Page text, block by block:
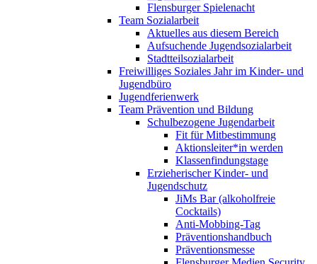
Flensburger Spielenacht
Team Sozialarbeit
Aktuelles aus diesem Bereich
Aufsuchende Jugendsozialarbeit
Stadtteilsozialarbeit
Freiwilliges Soziales Jahr im Kinder- und
Jugendbüro
Jugendferienwerk
Team Prävention und Bildung
Schulbezogene Jugendarbeit
Fit für Mitbestimmung
Aktionsleiter*in werden
Klassenfindungstage
Erzieherischer Kinder- und
Jugendschutz
JiMs Bar (alkoholfreie
Cocktails)
Anti-Mobbing-Tag
Präventionshandbuch
Präventionsmesse